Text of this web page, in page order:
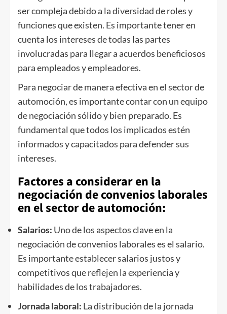
ser compleja debido a la diversidad de roles y
funciones que existen. Es importante tener en
cuenta los intereses de todas las partes
involucradas para llegar a acuerdos beneficiosos
para empleados y empleadores.
Para negociar de manera efectiva en el sector de
automoción, es importante contar con un equipo
de negociación sólido y bien preparado. Es
fundamental que todos los implicados estén
informados y capacitados para defender sus
intereses.
Factores a considerar en la
negociación de convenios laborales
en el sector de automoción:
Salarios: Uno de los aspectos clave en la
negociación de convenios laborales es el salario.
Es importante establecer salarios justos y
competitivos que reflejen la experiencia y
habilidades de los trabajadores.
Jornada laboral: La distribución de la jornada